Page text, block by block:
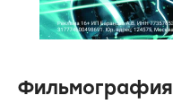
Фильмография